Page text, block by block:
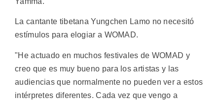
La cantante tibetana Yungchen Lamo no necesitó
estímulos para elogiar a WOMAD.
"He actuado en muchos festivales de WOMAD y
creo que es muy bueno para los artistas y las
audiencias que normalmente no pueden ver a estos
intérpretes diferentes. Cada vez que vengo a